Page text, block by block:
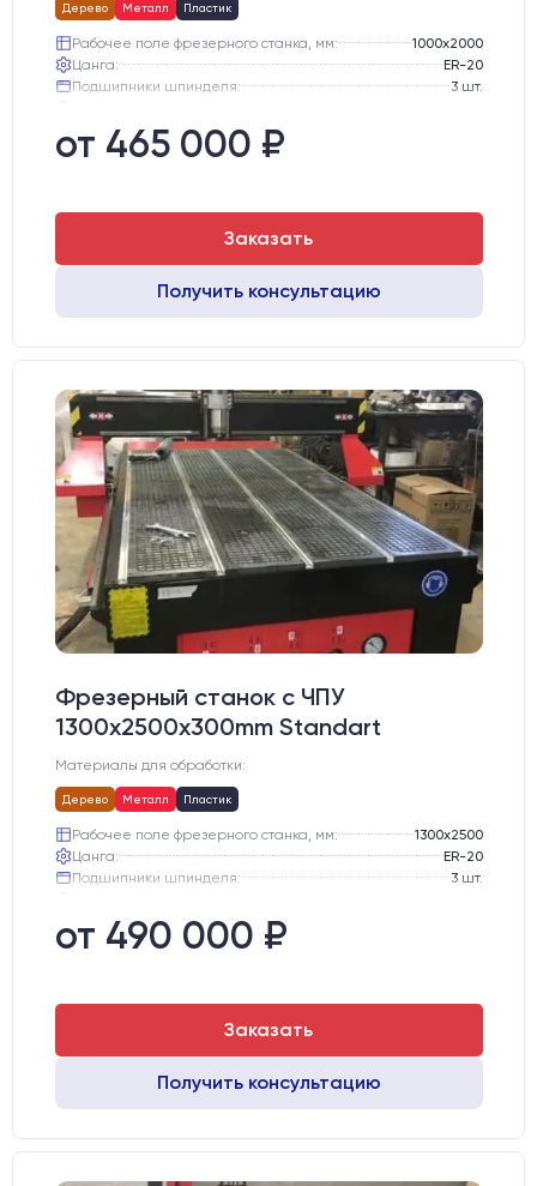
Дерево Металл Пластик
Рабочее поле фрезерного станка, мм:
1000х2000
Цанга:
ER-20
Подшипники шпинделя:
3 шт.
Двигатели:
от 465 000 ₽
Заказать
Получить консультацию
Фрезерный станок с ЧПУ
1300x2500x300mm Standart
Материалы для обработки:
Дерево Металл Пластик
Рабочее поле фрезерного станка, мм:
1300х2500
Цанга:
ER-20
Подшипники шпинделя:
3 шт.
Двигатели:
от 490 000 ₽
Заказать
Получить консультацию